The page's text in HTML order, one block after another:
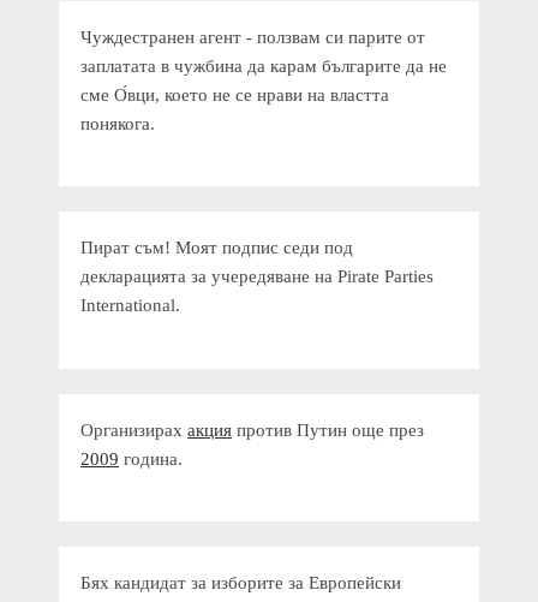
Чуждестранен агент - ползвам си парите от
заплатата в чужбина да карам българите да не
сме О́вци, което не се нрави на властта
понякога.
Пират съм! Моят подпис седи под
декларацията за учередяване на Pirate Parties
International.
Организирах акция против Путин още през
2009 година.
Бях кандидат за изборите за Европейски